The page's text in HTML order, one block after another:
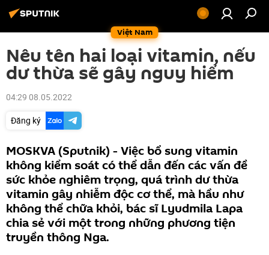
Việt Nam
Nêu tên hai loại vitamin, nếu
dư thừa sẽ gây nguy hiểm
04:29 08.05.2022
Đăng ký
MOSKVA (Sputnik) - Việc bổ sung vitamin
không kiểm soát có thể dẫn đến các vấn đề
sức khỏe nghiêm trọng, quá trình dư thừa
vitamin gây nhiễm độc cơ thể, mà hầu như
không thể chữa khỏi, bác sĩ Lyudmila Lapa
chia sẻ với một trong những phương tiện
truyền thông Nga.